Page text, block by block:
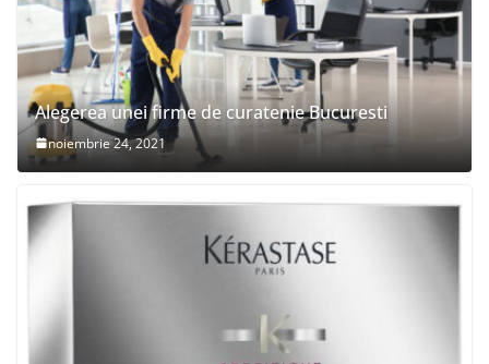
Alegerea unei firme de curatenie Bucuresti
noiembrie 24, 2021